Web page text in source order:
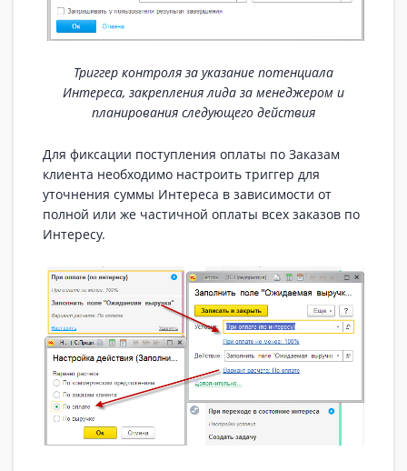
Триггер контроля за указание потенциала
Интереса, закрепления лида за менеджером и
планирования следующего действия
Для фиксации поступления оплаты по Заказам
клиента необходимо настроить триггер для
уточнения суммы Интереса в зависимости от
полной или же частичной оплаты всех заказов по
Интересу.